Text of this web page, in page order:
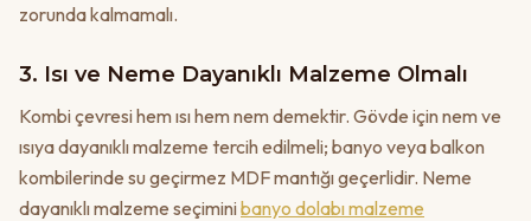
zorunda kalmamalı.
3. Isı ve Neme Dayanıklı Malzeme Olmalı
Kombi çevresi hem ısı hem nem demektir. Gövde için nem ve
ısıya dayanıklı malzeme tercih edilmeli; banyo veya balkon
kombilerinde su geçirmez MDF mantığı geçerlidir. Neme
dayanıklı malzeme seçiminibanyo dolabı malzeme